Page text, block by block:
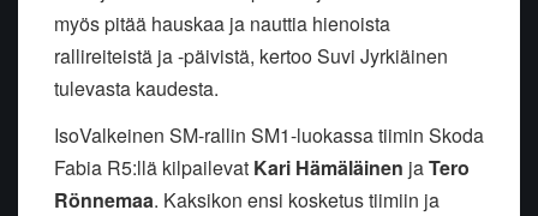
myös pitää hauskaa ja nauttia hienoista
rallireiteistä ja -päivistä, kertoo Suvi Jyrkiäinen
tulevasta kaudesta.
IsoValkeinen SM-rallin SM1-luokassa tiimin Skoda
Fabia R5:llä kilpailevat Kari Hämäläinen jaTero
Rönnemaa. Kaksikon ensi kosketus tiimiin ja